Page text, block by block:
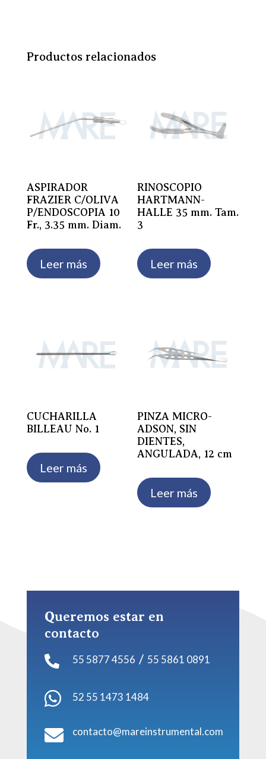
Productos relacionados
ASPIRADOR
FRAZIER C/OLIVA
P/ENDOSCOPIA 10
Fr., 3.35 mm. Diam.
Leer más
RINOSCOPIO
HARTMANN-
HALLE 35 mm. Tam.
3
Leer más
CUCHARILLA
BILLEAU No. 1
Leer más
PINZA MICRO-
ADSON, SIN
DIENTES,
ANGULADA, 12 cm
Leer más
Queremos estar en
contacto

55 5877 4556 / 55 5861 0891
 52 55 1473 1484
 contacto@mareinstrumental.com